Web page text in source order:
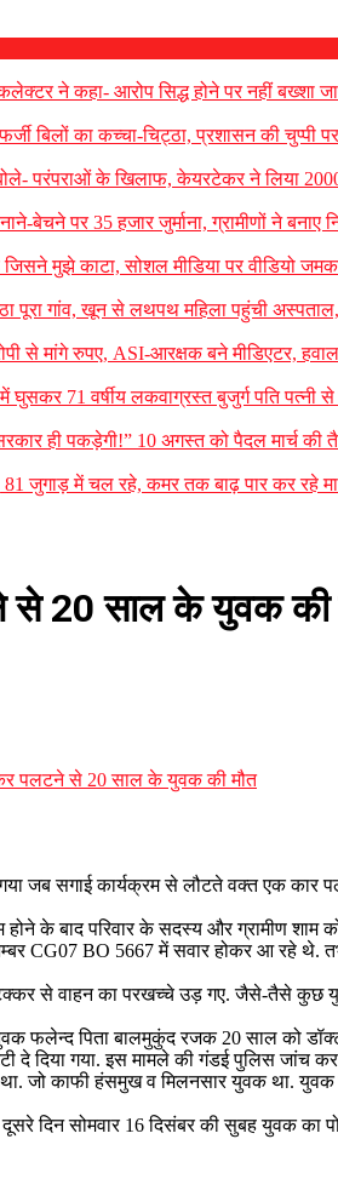
ने कहा- आरोप सिद्ध होने पर नहीं बख्शा
बिलों का कच्चा-चिट्ठा, प्रशासन की चुप्पी
परंपराओं के खिलाफ, केयरटेकर ने लिया
बेचने पर 35 हजार जुर्माना, ग्रामीणों ने बनाए
मुझे काटा, सोशल मीडिया पर वीडियो
पूरा गांव, खून से लथपथ महिला पहुंची अस्पताल,
से मांगे रुपए, ASI-आरक्षक बने मीडिएटर,
घुसकर 71 वर्षीय लकवाग्रस्त बुजुर्ग पति पत्नी से
ही पकड़ेगी!” 10 अगस्त को पैदल मार्च की
81 जुगाड़ में चल रहे, कमर तक बाढ़ पार कर रहे
20 साल के युवक की
पलटने से 20 साल के युवक की मौत
जब सगाई कार्यक्रम से लौटते वक्त एक कार
के बाद परिवार के सदस्य और ग्रामीण
BO 5667 में सवार होकर आ रहे थे. तभी
से वाहन का परखच्चे उड़ गए. जैसे-तैसे कुछ
पिता बालमुकुंद रजक 20 साल को
दे दिया गया. इस मामले की गंडई पुलिस जांच कर
जो काफी हंसमुख व मिलनसार युवक था.
सोमवार 16 दिसंबर की सुबह युवक का